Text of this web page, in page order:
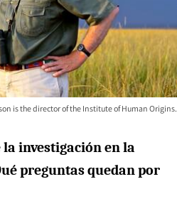
is the director of the Institute of Human Origins.
la investigación en la
preguntas quedan por